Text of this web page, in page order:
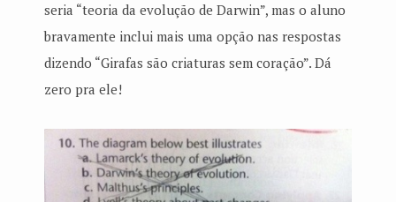
seria “teoria da evolução de Darwin”, mas o aluno
bravamente inclui mais uma opção nas respostas
dizendo “Girafas são criaturas sem coração”. Dá
zero pra ele!